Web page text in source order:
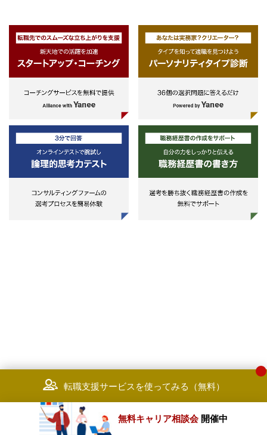
転職支援サービスを使ってみる（無料）
無料キャリア相談会 開催中